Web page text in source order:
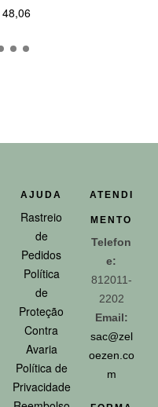
48,06
AJUDA
Rastreio
de
Pedidos
Política
de
Proteção
Contra
Avaria
Política de
Privacidade
ATENDI
MENTO
Telefon
e:
812011-
2202
Email:
sac@zel
oezen.co
m